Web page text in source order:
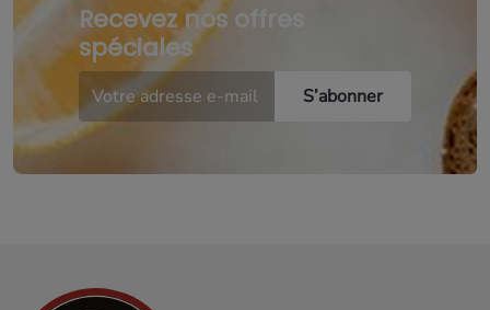
Recevez nos offres
spéciales